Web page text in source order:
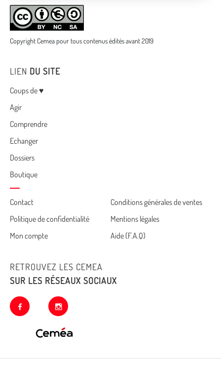
Copyright Cemea pour tous contenus édités avant 2019
LIEN DU SITE
Menu
Coups de ♥
Agir
Comprendre
Echanger
Dossiers
Boutique
Cemea
footer
Contact
Conditions générales de ventes
Politique de confidentialité
Mentions légales
Mon compte
Aide (F.A.Q)
RETROUVEZ LES CEMEA
SUR LES RÉSEAUX SOCIAUX
facebook instagram